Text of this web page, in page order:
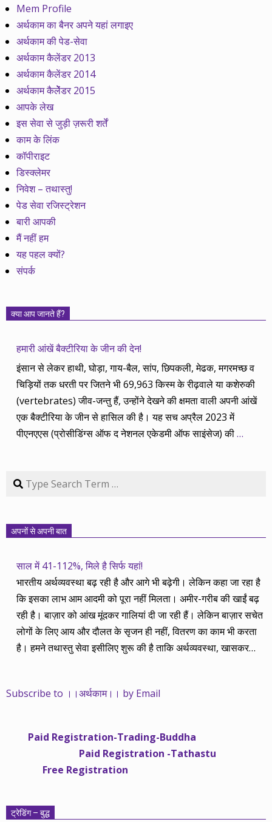
Mem Profile
अर्थकाम का बैनर अपने यहां लगाइए
अर्थकाम की पेड-सेवा
अर्थकाम कैलेंडर 2013
अर्थकाम कैलेंडर 2014
अर्थकाम कैलेेंडर 2015
आपके लेख
इस सेवा से जुड़ी ज़रूरी शर्तें
काम के लिंक
कॉपीराइट
डिस्क्लेमर
निवेश – तथास्तु!
पेड सेवा रजिस्ट्रेशन
बारी आपकी
मैं नहीं हम
यह पहल क्यों?
संपर्क
क्या आप जानते हैं?
हमारी आंखें बैक्टीरिया के जीन की देन!
इंसान से लेकर हाथी, घोड़ा, गाय-बैल, सांप, छिपकली, मेढक, मगरमच्छ व
चिड़ियों तक धरती पर जितने भी 69,963 किस्म के रीढ़वाले या कशेरुकी
(vertebrates) जीव-जन्तु हैं, उन्होंने देखने की क्षमता वाली अपनी आंखें
एक बैक्टीरिया के जीन से हासिल की है। यह सच अप्रैल 2023 में
पीएनएएस (प्रोसीडिंग्स ऑफ द नेशनल एकेडमी ऑफ साइंसेज) की…
Search
अपनों से अपनी बात
साल में 41-112%, मिले है सिर्फ यहां!
भारतीय अर्थव्यवस्था बढ़ रही है और आगे भी बढ़ेगी। लेकिन कहा जा रहा है
कि इसका लाभ आम आदमी को पूरा नहीं मिलता। अमीर-गरीब की खाईं बढ़
रही है। बाज़ार को आंख मूंदकर गालियां दी जा रही हैं। लेकिन बाज़ार सचेत
लोगों के लिए आय और दौलत के सृजन ही नहीं, वितरण का काम भी करता
है। हमने तथास्तु सेवा इसीलिए शुरू की है ताकि अर्थव्यवस्था, खासकर
महंगाई की दर 10 प्रतिशत से ऊपर रहती है। वे भागकर जाते हैं सोने और
साढ़े चार सालों से अर्थकाम से जुड़े हैं, वे हमारी ईमानदारी और सत्यनिष्ठा से
भलीभांति वाकिफ हैं। शुरू में हम भी कच्चे थे तो बाज़ार के उस्तादों के जाल
में फंस गए। गलतियां कीं। लेकिन जैसे ही समझ में आया, खटाक से उनसे
मजबूत आधार और गहन रिसर्च के साथ। उसी का नतीजा है कि हमारी
Subscribe to ।।अर्थकाम।। by Email
Paid Registration-Trading-Buddha
Paid Registration -Tathastu
Free Registration
ट्रेडिंग – बुद्ध